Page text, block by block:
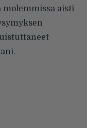
aisti